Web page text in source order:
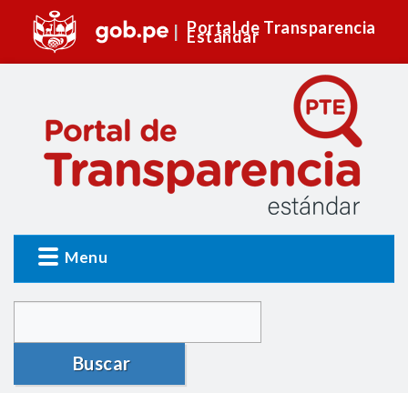
Portal de Transparencia
Estándar
Menu
Buscar